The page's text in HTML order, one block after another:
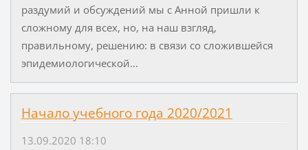
раздумий и обсуждений мы с Анной пришли к
сложному для всех, но, на наш взгляд,
правильному, решению: в связи со сложившейся
эпидемиологической...
Начало учебного года 2020/2021
13.09.2020 18:10